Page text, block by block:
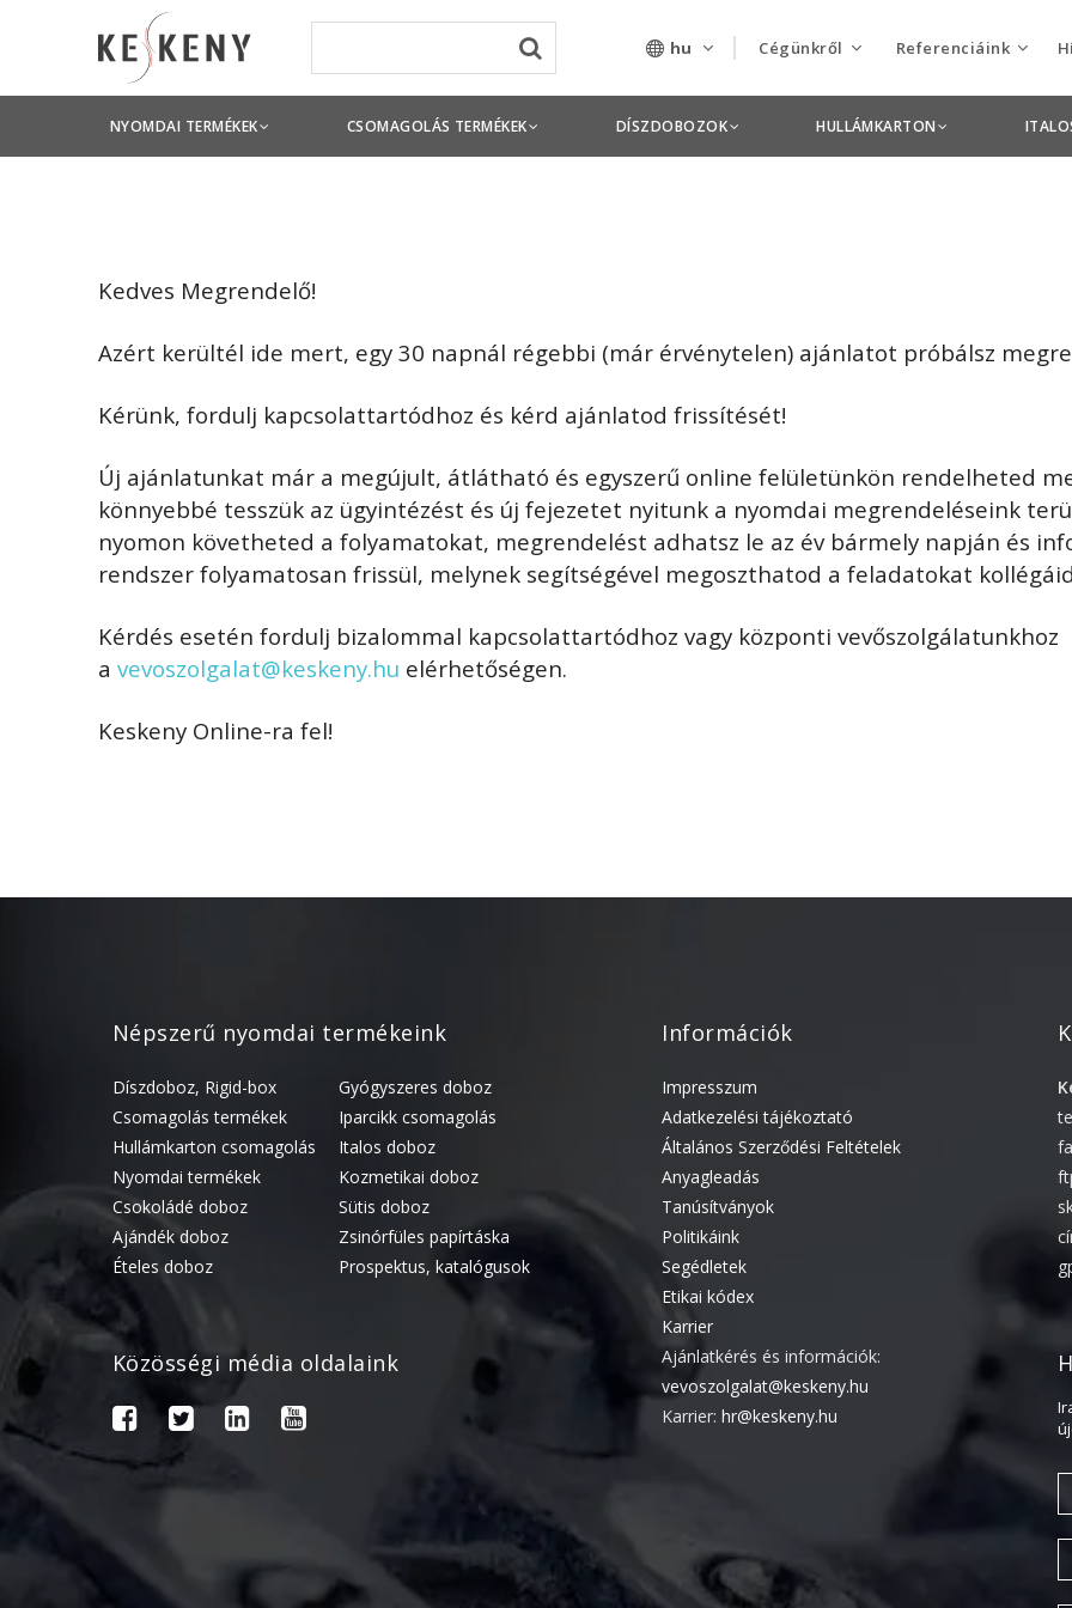
hu Cégünkről
Rólunk
Termékdíj
nyilatkozatok
Éves beszámolók
Referenciáink
Csomagolás termékek
NYOMDAI TERMÉKEK CSOMAGOLÁS TERMÉKEK DÍSZDOBOZOK HULLÁMKARTON
Kedves Megrendelő!
Azért kerültél ide mert, egy 30 napnál régebbi (már érvénytelen) ajánlatot próbálsz
Kérünk, fordulj kapcsolattartódhoz és kérd ajánlatod frissítését!
Új ajánlatunkat már a megújult, átlátható és egyszerű online felületünkön rendelheted
könnyebbé tesszük az ügyintézést és új fejezetet nyitunk a nyomdai megrendeléseink
nyomon követheted a folyamatokat, megrendelést adhatsz le az év bármely napján és
rendszer folyamatosan frissül, melynek segítségével megoszthatod a feladatokat
Kérdés esetén fordulj bizalommal kapcsolattartódhoz vagy központi vevőszolgálatunkhoz
a vevoszolgalat@keskeny.hu elérhetőségen.
Keskeny Online-ra fel!
Népszerű nyomdai termékeink
Díszdoboz, Rigid-box
Csomagolás termékek
Hullámkarton csomagolás
Nyomdai termékek
Csokoládé doboz
Ajándék doboz
Ételes doboz
Gyógyszeres doboz
Iparcikk csomagolás
Italos doboz
Kozmetikai doboz
Sütis doboz
Zsinórfüles papírtáska
Prospektus, katalógusok
Közösségi média oldalaink
Információk
Impresszum
Adatkezelési tájékoztató
Általános Szerződési Feltételek
Anyagleadás
Tanúsítványok
Politikáink
Segédletek
Etikai kódex
Karrier
Ajánlatkérés és információk:
vevoszolgalat@keskeny.hu
Karrier:hr@keskeny.hu